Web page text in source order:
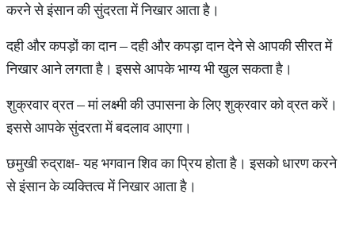
करने से इंसान की सुंदरता में निखार आता है।
दही और कपड़ों का दान – दही और कपड़ा दान देने से आपकी सीरत में
निखार आने लगता है। इससे आपके भाग्य भी खुल सकता है।
शुक्रवार व्रत – मां लक्ष्मी की उपासना के लिए शुक्रवार को व्रत करें।
इससे आपके सुंदरता में बदलाव आएगा।
छमुखी रुद्राक्ष- यह भगवान शिव का प्रिय होता है। इसको धारण करने
से इंसान के व्यक्तित्व में निखार आता है।